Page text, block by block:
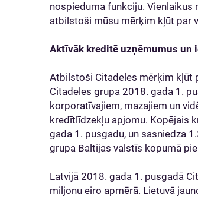
nospieduma funkciju.
atbilstoši mūsu mērķim kļūt par
Aktīvāk kreditē uzņēmumus un
Atbilstoši Citadeles mērķim kļūt
Citadeles grupa 2018. gada 1.
korporatīvajiem, mazajiem un
kredītlīdzekļu apjomu. Kopējais
gada 1. pusgadu, un sasniedza
grupa Baltijas valstīs kopumā
Latvijā 2018. gada 1. pusgadā
miljonu eiro apmērā. Lietuvā